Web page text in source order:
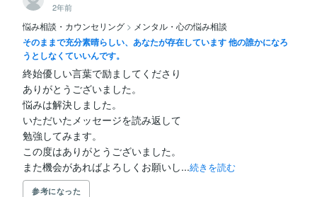
2年前
悩み相談・カウンセリング > メンタル・心の悩み相談
そのままで充分素晴らしい、あなたが存在しています 他の誰かになろ
うとしなくていいんです。
終始優しい言葉で励ましてくださり
ありがとうございました。
悩みは解決しました。
いただいたメッセージを読み返して
勉強してみます。
この度はありがとうございました。
また機会があればよろしくお願いし...続きを読む
参考になった